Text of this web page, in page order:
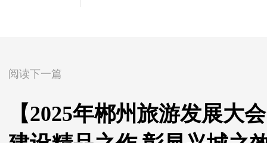
阅读下一篇
【2025年郴州旅游发展大